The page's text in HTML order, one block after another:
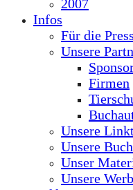
2007
Infos
Für die
Unsere
Firmen
Unsere
Unsere
Unser
Unsere